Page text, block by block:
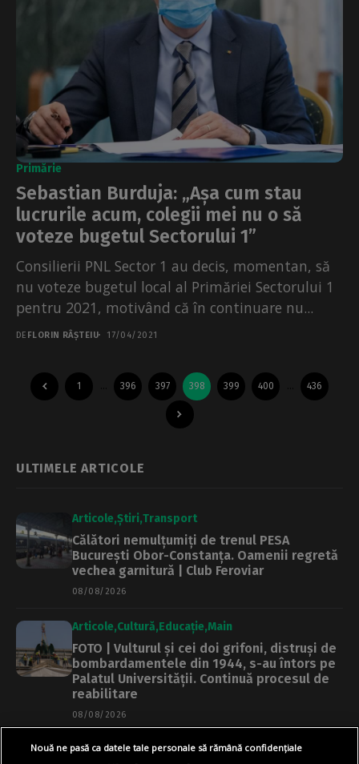
Primărie
Sebastian Burduja: „Așa cum stau
lucrurile acum, colegii mei nu o să
voteze bugetul Sectorului 1”
Consilierii PNL Sector 1 au decis, momentan, să
nu voteze bugetul local al Primăriei Sectorului 1
pentru 2021, motivând că în continuare nu...
DE FLORIN RÂȘTEIU 17/04/2021
1 396 397 398 399 400 436
ULTIMELE ARTICOLE
Articole Știri Transport
Călători nemulțumiți de trenul PESA
București Obor-Constanța. Oamenii regretă
vechea garnitură | Club Feroviar
08/08/2026
Articole Cultură Educație Main
FOTO | Vulturul și cei doi grifoni, distruși de
bombardamentele din 1944, s-au întors pe
Palatul Universității. Continuă procesul de
reabilitare
08/08/2026
Articole Main Termoficare
Nouă ne pasă ca datele tale personale să rămână confidențiale